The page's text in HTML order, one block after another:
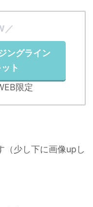
／
ングライン
ト
限定
（少し下に画像upし